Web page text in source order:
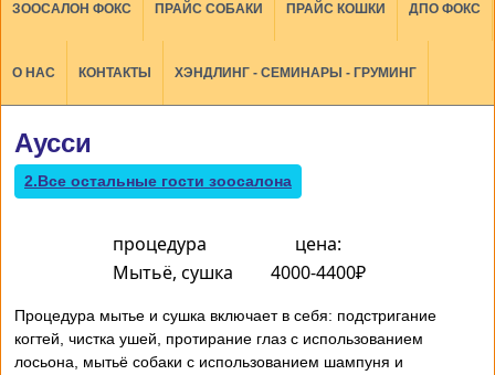
ЗООСАЛОН ФОКС ПРАЙС СОБАКИ ПРАЙС КОШКИ ДПО ФОКС
О НАС КОНТАКТЫ ХЭНДЛИНГ - СЕМИНАРЫ - ГРУМИНГ
Аусси
2.Все остальные гости зоосалона
процедура
цена:
Мытьё, сушка
4000-4400₽
Процедура мытье и сушка включает в себя: подстригание
когтей, чистка ушей, протирание глаз с использованием
лосьона, мытьё собаки с использованием шампуня и